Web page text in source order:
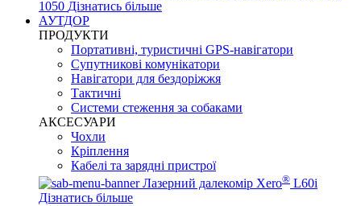
1050 Дізнатись більше
АУТДОР
ПРОДУКТИ
Портативні, туристичні GPS-навігатори
Супутникові комунікатори
Навігатори для бездоріжжя
Тактичні
Системи стеження за собаками
АКСЕСУАРИ
Чохли
Кріплення
Кабелі та зарядні пристрої
Лазерний далекомір Xero® L60i
Дізнатись більше